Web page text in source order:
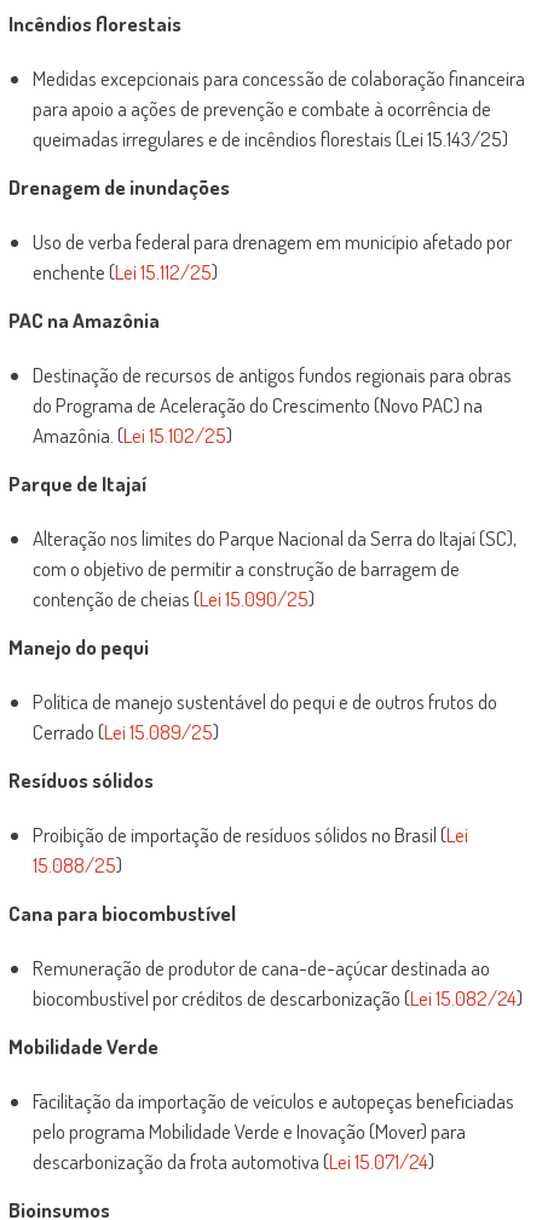
Incêndios florestais
Medidas excepcionais para concessão de colaboração financeira
para apoio a ações de prevenção e combate à ocorrência de
queimadas irregulares e de incêndios florestais (Lei 15.143/25)
Drenagem de inundações
Uso de verba federal para drenagem em município afetado por
enchente (Lei 15.112/25)
PAC na Amazônia
Destinação de recursos de antigos fundos regionais para obras
do Programa de Aceleração do Crescimento (Novo PAC) na
Amazônia. (Lei 15.102/25)
Parque de Itajaí
Alteração nos limites do Parque Nacional da Serra do Itajaí (SC),
com o objetivo de permitir a construção de barragem de
contenção de cheias (Lei 15.090/25)
Manejo do pequi
Política de manejo sustentável do pequi e de outros frutos do
Cerrado (Lei 15.089/25)
Resíduos sólidos
Proibição de importação de resíduos sólidos no Brasil (Lei
15.088/25)
Cana para biocombustível
Remuneração de produtor de cana-de-açúcar destinada ao
biocombustível por créditos de descarbonização (Lei 15.082/24)
Mobilidade Verde
Facilitação da importação de veículos e autopeças beneficiadas
pelo programa Mobilidade Verde e Inovação (Mover) para
descarbonização da frota automotiva (Lei 15.071/24)
Bioinsumos